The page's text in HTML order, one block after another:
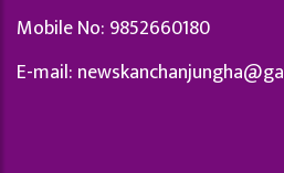
Mobile No: 9852660180
E-mail: